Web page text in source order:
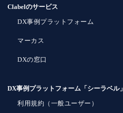
Clabelのサービス
DX事例プラットフォーム
マーカス
DXの窓口
DX事例プラットフォーム「シーラベル」
利用規約（一般ユーザー）